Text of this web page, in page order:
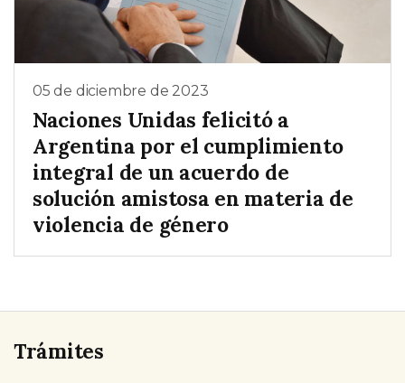
05 de diciembre de 2023
Naciones Unidas felicitó a
Argentina por el cumplimiento
integral de un acuerdo de
solución amistosa en materia de
violencia de género
Trámites